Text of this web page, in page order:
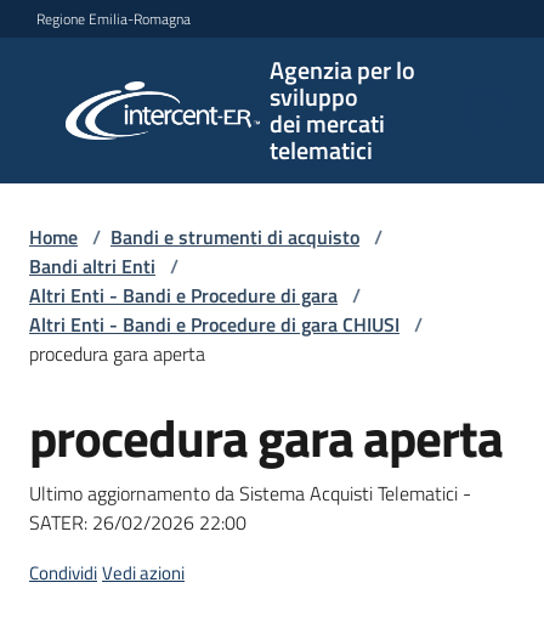
Vai al contenuto
Vai alla navigazione
Vai al footer
Regione Emilia-Romagna
Agenzia per lo
sviluppo
dei mercati
telematici
per lo
sviluppo
telematici
L'Agenzia
Bandi
e
strumenti
di
acquisto
Home / Bandi e strumenti di acquisto /
Bandi altri Enti /
Altri Enti - Bandi e Procedure di gara /
Altri Enti - Bandi e Procedure di gara CHIUSI /
procedura gara aperta
Salta al contenuto
procedura gara aperta
Ultimo aggiornamento da Sistema Acquisti Telematici -
SATER: 26/02/2026 22:00
CondividiVedi azioni